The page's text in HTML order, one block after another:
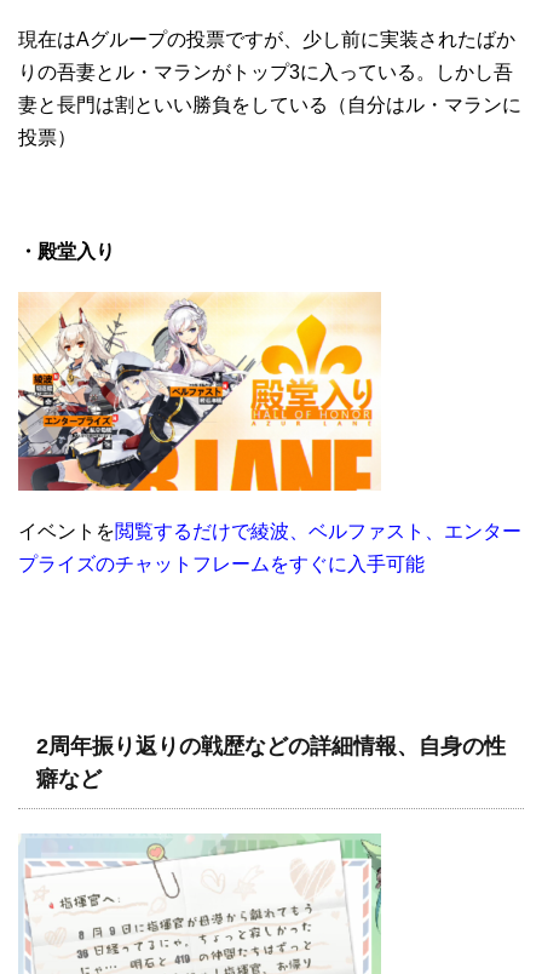
現在はAグループの投票ですが、少し前に実装されたばか
りの吾妻とル・マランがトップ3に入っている。しかし吾
妻と長門は割といい勝負をしている（自分はル・マランに
投票）
・殿堂入り
イベントを閲覧するだけで綾波、ベルファスト、エンター
プライズのチャットフレームをすぐに入手可能
2周年振り返りの戦歴などの詳細情報、自身の性
癖など